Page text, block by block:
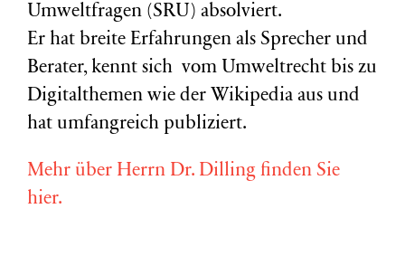
Umweltfragen (SRU) absolviert.
Er hat breite Erfahrungen als Sprecher und
Berater, kennt sich vom Umweltrecht bis zu
Digitalthemen wie der Wikipedia aus und
hat umfangreich publiziert.
Mehr über Herrn Dr. Dilling finden Sie
hier.